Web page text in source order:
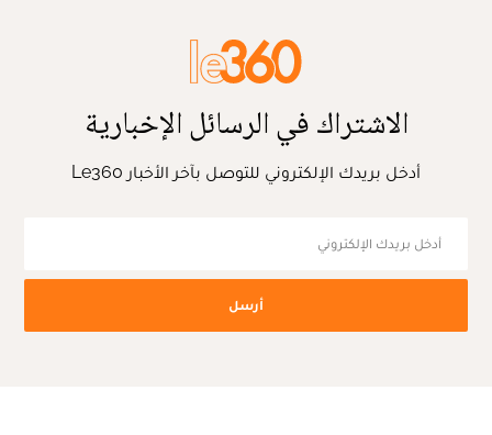
الاشتراك في الرسائل الإخبارية
أدخل بريدك الإلكتروني للتوصل بآخر الأخبار Le360
أرسل